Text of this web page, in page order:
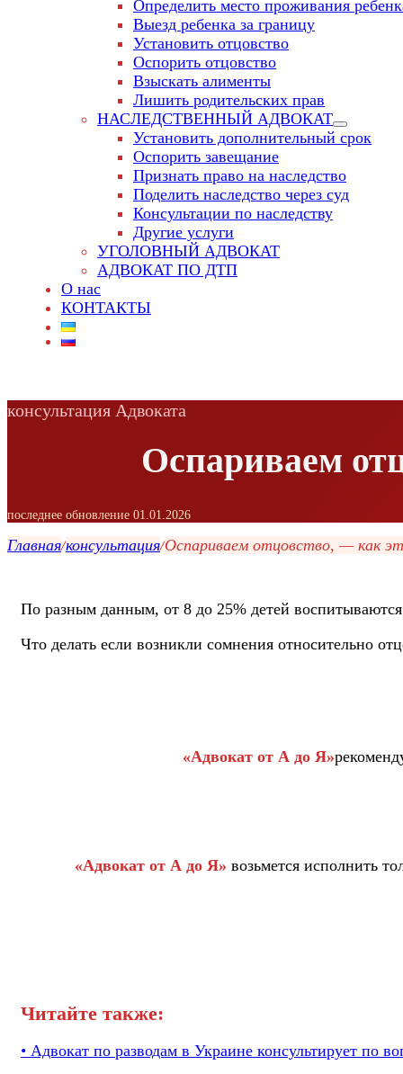
Определить место проживания
Выезд ребенка за границу
Установить отцовство
Оспорить отцовство
Взыскать алименты
Лишить родительских прав
НАСЛЕДСТВЕННЫЙ АДВОКАТ
Установить дополнительный срок
Оспорить завещание
Признать право на наследство
Поделить наследство через суд
Консультации по наследству
Другие услуги
УГОЛОВНЫЙ АДВОКАТ
АДВОКАТ ПО ДТП
О нас
КОНТАКТЫ
консультация Адвоката
Оспариваем
последнее обновление 01.01.2026
Главная/консультация/Оспариваем отцовство, — как
По разным данным, от 8 до 25% детей
Что делать если возникли сомнения относительно
«Адвокат от А до Я»
«Адвокат от А до Я» возьмется исполнить
Читайте также:
• Адвокат по разводам в Украине консультирует по